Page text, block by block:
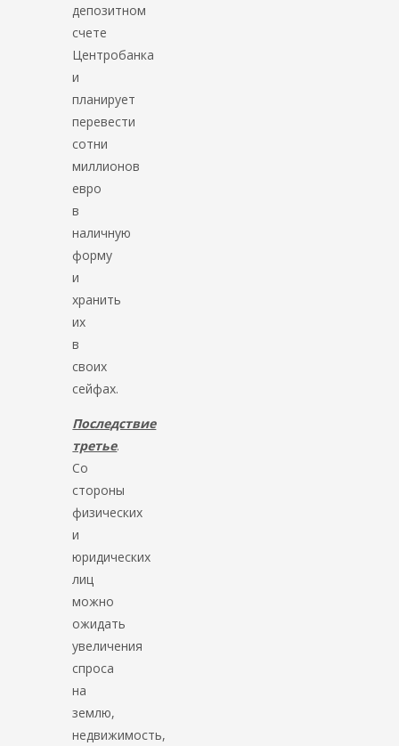
депозитном
счете
Центробанка
и
планирует
перевести
сотни
миллионов
евро
в
наличную
форму
и
хранить
их
в
своих
сейфах.
Последствие
третье.
Со
стороны
физических
и
юридических
лиц
можно
ожидать
увеличения
спроса
на
землю,
недвижимость,